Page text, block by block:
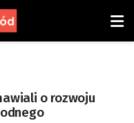
o rozwoju